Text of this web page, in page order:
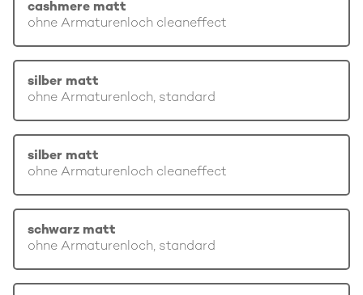
cashmere matt
ohne Armaturenloch cleaneffect
silber matt
ohne Armaturenloch, standard
silber matt
ohne Armaturenloch cleaneffect
schwarz matt
ohne Armaturenloch, standard